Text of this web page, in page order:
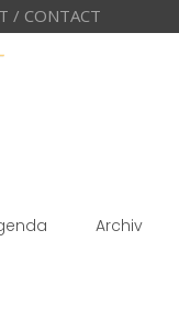
/ CONTACT
Archiv